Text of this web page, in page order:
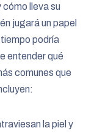
lleva su
jugará un papel
podría
entender qué
comunes que
la piel y